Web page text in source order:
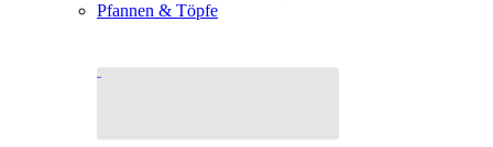
Pfannen & Töpfe